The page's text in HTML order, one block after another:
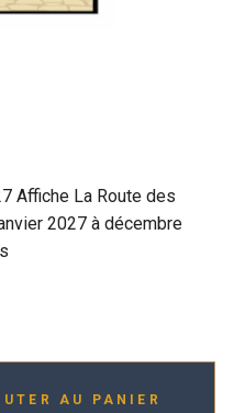
Affiche La Route des
2027 à décembre
AU PANIER